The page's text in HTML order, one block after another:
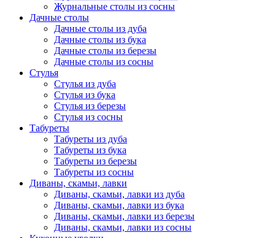
Журнальные столы из сосны
Дачные столы
Дачные столы из дуба
Дачные столы из бука
Дачные столы из березы
Дачные столы из сосны
Стулья
Стулья из дуба
Стулья из бука
Стулья из березы
Стулья из сосны
Табуреты
Табуреты из дуба
Табуреты из бука
Табуреты из березы
Табуреты из сосны
Диваны, скамьи, лавки
Диваны, скамьи, лавки из дуба
Диваны, скамьи, лавки из бука
Диваны, скамьи, лавки из березы
Диваны, скамьи, лавки из сосны